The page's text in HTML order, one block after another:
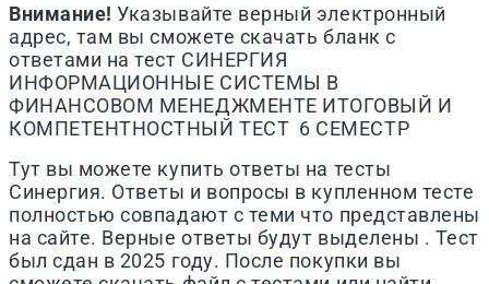
Внимание! Указывайте верный электронный
адрес, там вы сможете скачать бланк с
ответами на тест СИНЕРГИЯ
ИНФОРМАЦИОННЫЕ СИСТЕМЫ В
ФИНАНСОВОМ МЕНЕДЖМЕНТЕ ИТОГОВЫЙ И
КОМПЕТЕНТНОСТНЫЙ ТЕСТ 6 СЕМЕСТР
Тут вы можете купить ответы на тесты
Синергия. Ответы и вопросы в купленном тесте
полностью совпадают с теми что представлены
на сайте. Верные ответы будут выделены . Тест
был сдан в 2025 году. После покупки вы